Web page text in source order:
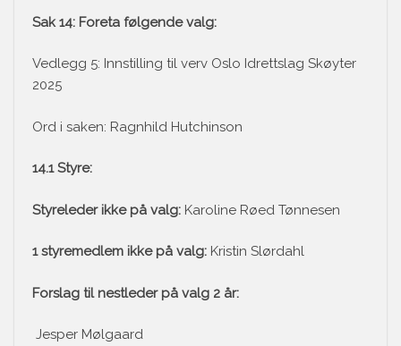
Sak 14: Foreta følgende valg:
Vedlegg 5: Innstilling til verv Oslo Idrettslag Skøyter
2025
Ord i saken: Ragnhild Hutchinson
14.1 Styre:
Styreleder ikke på valg: Karoline Røed Tønnesen
1 styremedlem ikke på valg: Kristin Slørdahl
Forslag til nestleder på valg 2 år:
Jesper Mølgaard